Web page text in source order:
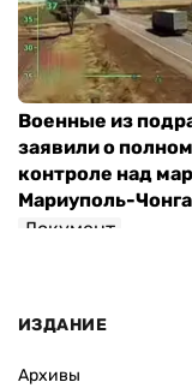
Военные из
заявили о
контроле над
Мариуполь-
Документ
ИЗДАНИЕ
Архивы